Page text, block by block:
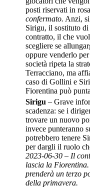
posti riservati in
confermato. Anzi,
Sirigu, il sostituto
contratto, il che
scegliere se
oppure venderlo
società ripeta la
Terracciano, ma
caso di Gollini e
Fiorentina può
Sirigu – Grave
scadenza: se i
trovare un nuovo
invece punteranno
potrebbero tenere
per dargli il ruolo
2023-06-30 – Il
lascia la Fiorentina.
prenderà un terzo
della primavera.